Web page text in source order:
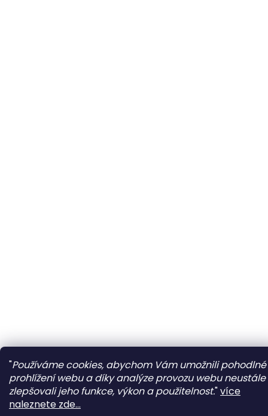
"Používáme cookies, abychom Vám umožnili pohodlné
prohlížení webu a díky analýze provozu webu neustále
zlepšovali jeho funkce, výkon a použitelnost."více
naleznete zde...